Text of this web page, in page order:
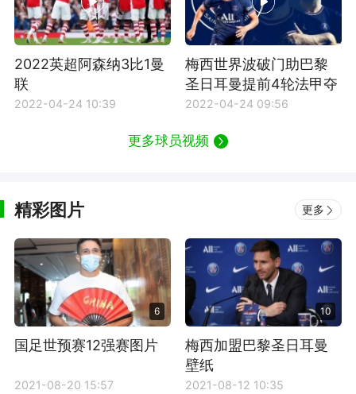
2022英超阿森纳3比1曼
联
2022-04-24 10:39
梅西世界波破门助巴黎
圣日耳曼提前4轮法甲夺
冠
2022-04-24 09:56
更多球员视频
精彩图片 更多
6
国足世预赛12强赛图片
2021-08-20 15:57
10
梅西加盟巴黎圣日耳曼
壁纸
2021-08-12 10:35